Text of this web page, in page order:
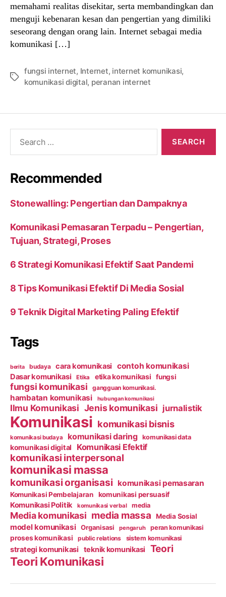
memahami realitas disekitar, serta membandingkan dan
menguji kebenaran kesan dan pengertian yang dimiliki
seseorang dengan orang lain. Internet sebagai media
komunikasi […]
Tags
fungsi internet, Internet, internet komunikasi,
komunikasi digital, peranan internet
Recommended
Stonewalling: Pengertian dan Dampaknya
Komunikasi Pemasaran Terpadu – Pengertian,
Tujuan, Strategi, Proses
6 Strategi Komunikasi Efektif Saat Pandemi
8 Tips Komunikasi Efektif Di Media Sosial
9 Teknik Digital Marketing Paling Efektif
Tags
berita budaya cara komunikasi contoh komunikasi
Dasar komunikasi Etika etika komunikasi fungsi
fungsi komunikasi gangguan komunikasi.
hambatan komunikasi hubungan komunikasi
Ilmu Komunikasi Jenis komunikasi jurnalistik
Komunikasi komunikasi bisnis
komunikasi budaya komunikasi daring komunikasi data
komunikasi digital Komunikasi Efektif
komunikasi interpersonal
komunikasi massa
komunikasi organisasi komunikasi pemasaran
Komunikasi Pembelajaran komunikasi persuasif
Komunikasi Politik komunikasi verbal media
Media komunikasi media massa Media Sosial
model komunikasi Organisasi pengaruh peran komunikasi
proses komunikasi public relations sistem komunikasi
strategi komunikasi teknik komunikasi Teori
Teori Komunikasi